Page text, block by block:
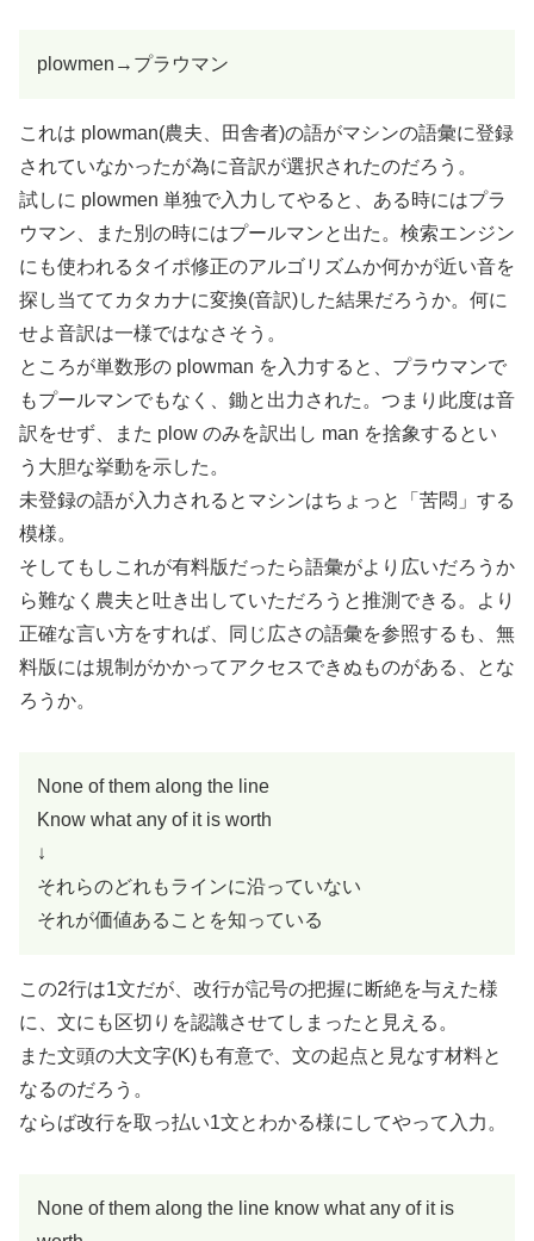
plowmen→プラウマン
これは plowman(農夫、田舎者)の語がマシンの語彙に登録
されていなかったが為に音訳が選択されたのだろう。
試しに plowmen 単独で入力してやると、ある時にはプラ
ウマン、また別の時にはプールマンと出た。検索エンジン
にも使われるタイポ修正のアルゴリズムか何かが近い音を
探し当ててカタカナに変換(音訳)した結果だろうか。何に
せよ音訳は一様ではなさそう。
ところが単数形の plowman を入力すると、プラウマンで
もプールマンでもなく、鋤と出力された。つまり此度は音
訳をせず、また plow のみを訳出し man を捨象するとい
う大胆な挙動を示した。
未登録の語が入力されるとマシンはちょっと「苦悶」する
模様。
そしてもしこれが有料版だったら語彙がより広いだろうか
ら難なく農夫と吐き出していただろうと推測できる。より
正確な言い方をすれば、同じ広さの語彙を参照するも、無
料版には規制がかかってアクセスできぬものがある、とな
ろうか。
None of them along the line
Know what any of it is worth
↓
それらのどれもラインに沿っていない
それが価値あることを知っている
この2行は1文だが、改行が記号の把握に断絶を与えた様
に、文にも区切りを認識させてしまったと見える。
また文頭の大文字(K)も有意で、文の起点と見なす材料と
なるのだろう。
ならば改行を取っ払い1文とわかる様にしてやって入力。
None of them along the line know what any of it is